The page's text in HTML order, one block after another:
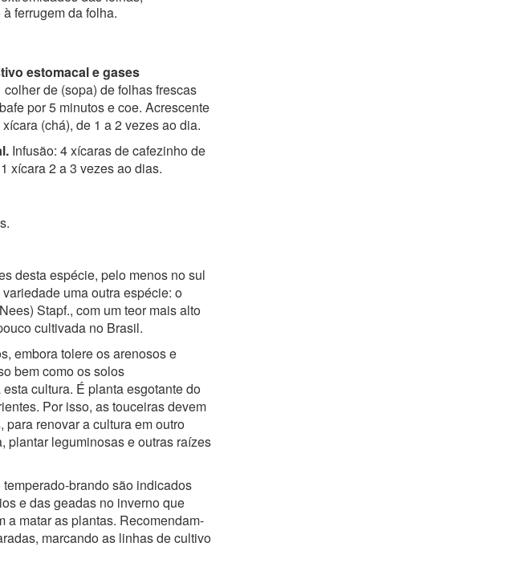
ferrugem da folha.
estomacal e gases
de (sopa) de folhas frescas
por 5 minutos e coe. Acrescente
(chá), de 1 a 2 vezes ao dia.
Infusão: 4 xícaras de cafezinho de
xícara 2 a 3 vezes ao dias.
desta espécie, pelo menos no sul
uma outra espécie: o
Stapf., com um teor mais alto
cultivada no Brasil.
embora tolere os arenosos e
bem como os solos
cultura. É planta esgotante do
Por isso, as touceiras devem
renovar a cultura em outro
plantar leguminosas e outras raízes
brando são indicados
e das geadas no inverno que
a matar as plantas. Recomendam-
marcando as linhas de cultivo